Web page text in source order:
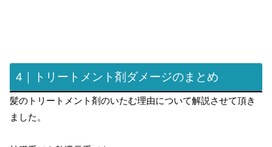
4｜トリートメント剤ダメージのまとめ
髪のトリートメント剤のいたむ理由について解説させて頂き
ました。